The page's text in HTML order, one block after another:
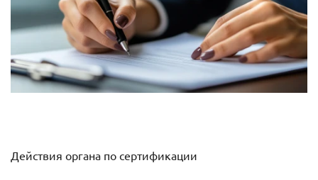
Действия органа по сертификации